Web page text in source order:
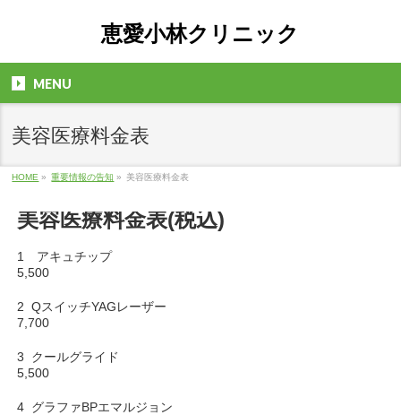
恵愛小林クリニック
MENU
美容医療料金表
HOME » 重要情報の告知 » 美容医療料金表
美容医療料金表(税込)
1 アキュチップ
5,500
2 QスイッチYAGレーザー
7,700
3 クールグライド
5,500
4 グラファBPエマルジョン